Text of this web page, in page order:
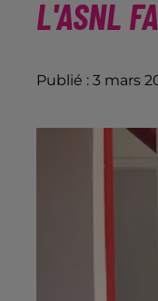
L'ASNL
Publié : 3 mars